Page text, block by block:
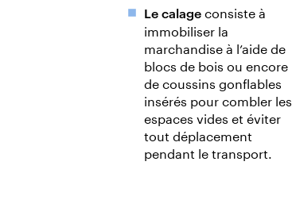
Le calageconsiste à
immobiliser la
marchandise à l’aide de
blocs de bois ou encore
de coussins gonflables
insérés pour combler les
espaces vides et éviter
tout déplacement
pendant le transport.